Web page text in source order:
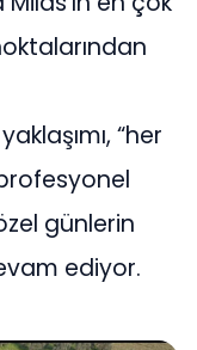
“her
günlerin
ediyor.